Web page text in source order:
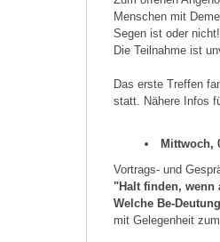
Menschen mit
Segen ist oder
Die Teilnahme ist
Das erste Treffen
statt. Nähere Infos
Mittwoch,
Vortrags- und
"Halt finden, wenn
Welche Be-
mit Gelegenheit